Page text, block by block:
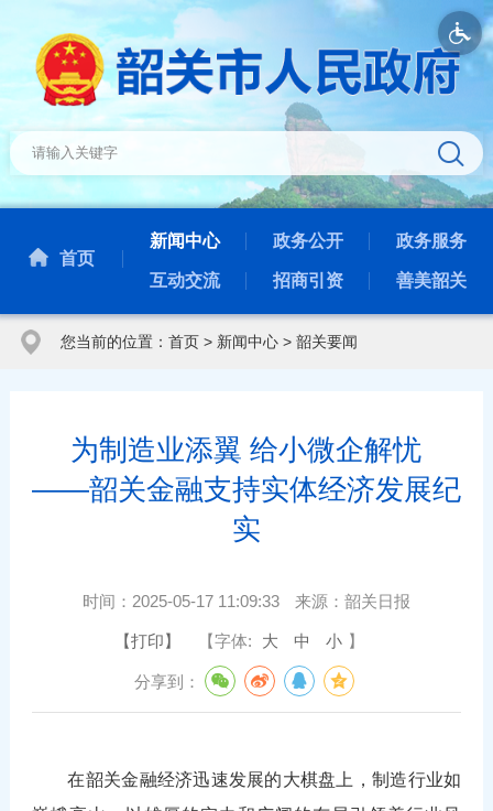
首页
新闻中心 政务公开 政务服务
互动交流 招商引资 善美韶关
您当前的位置： 首页> 新闻中心> 韶关要闻
为制造业添翼 给小微企解忧
——韶关金融支持实体经济发展纪
实
时间： 2025-05-17 11:09:33 来源： 韶关日报
【打印】 【字体: 大 中 小 】
分享到：
在韶关金融经济迅速发展的大棋盘上，制造行业如